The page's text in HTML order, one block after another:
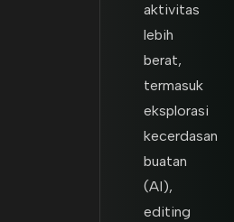
aktivitas
lebih
berat,
termasuk
eksplorasi
kecerdasan
buatan
(AI),
editing